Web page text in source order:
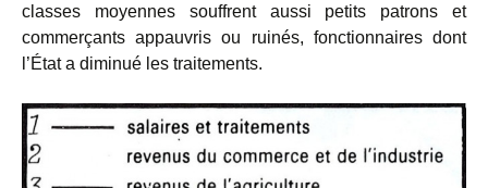
classes moyennes souffrent aussi petits patrons et
commerçants appauvris ou ruinés, fonctionnaires dont
l’État a diminué les traitements.